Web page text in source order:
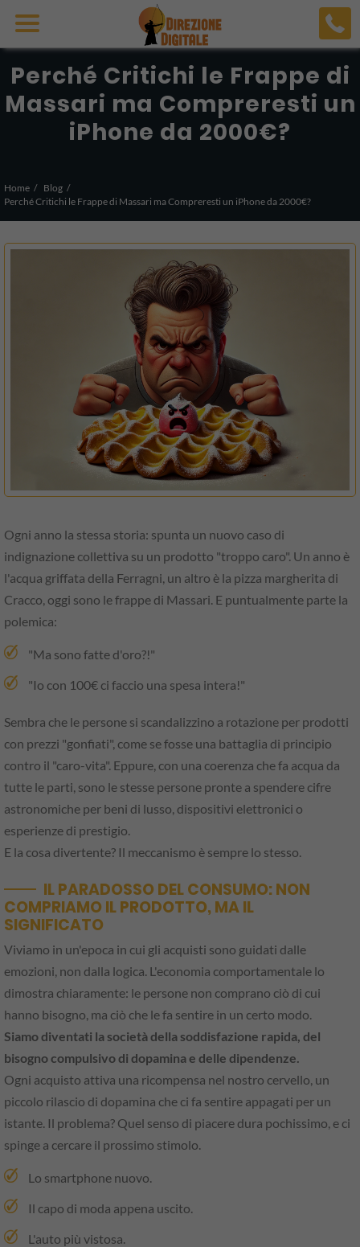
Perché Critichi le Frappe di
Massari ma Compreresti un
iPhone da 2000€?
Home
Blog
Perché Critichi le Frappe di Massari ma Compreresti un iPhone da 2000€?
Ogni anno la stessa storia: spunta un nuovo caso di
indignazione collettiva su un prodotto "troppo caro". Un anno è
l'acqua griffata della Ferragni, un altro è la pizza margherita di
Cracco, oggi sono le frappe di Massari. E puntualmente parte la
polemica:
"Ma sono fatte d'oro?!"
"Io con 100€ ci faccio una spesa intera!"
Sembra che le persone si scandalizzino a rotazione per prodotti
con prezzi "gonfiati", come se fosse una battaglia di principio
contro il "caro-vita". Eppure, con una coerenza che fa acqua da
tutte le parti, sono le stesse persone pronte a spendere cifre
astronomiche per beni di lusso, dispositivi elettronici o
esperienze di prestigio.
E la cosa divertente? Il meccanismo è sempre lo stesso.
IL PARADOSSO DEL CONSUMO: NON
COMPRIAMO IL PRODOTTO, MA IL
SIGNIFICATO
Viviamo in un'epoca in cui gli acquisti sono guidati dalle
emozioni, non dalla logica. L'economia comportamentale lo
dimostra chiaramente: le persone non comprano ciò di cui
hanno bisogno, ma ciò che le fa sentire in un certo modo.
Siamo diventati la società della soddisfazione rapida, del
bisogno compulsivo di dopamina e delle dipendenze.
Ogni acquisto attiva una ricompensa nel nostro cervello, un
piccolo rilascio di dopamina che ci fa sentire appagati per un
istante. Il problema? Quel senso di piacere dura pochissimo, e ci
spinge a cercare il prossimo stimolo.
Lo smartphone nuovo.
Il capo di moda appena uscito.
L'auto più vistosa.